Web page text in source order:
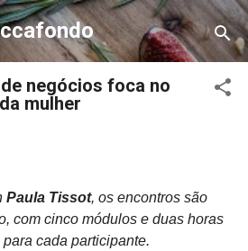
o conteúdo principal
negócios foca no
mulher
Paula Tissot, os encontros são
com cinco módulos e duas horas
cada participante.